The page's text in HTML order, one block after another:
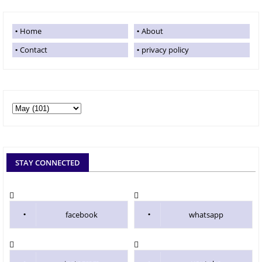
Home
About
Contact
privacy policy
STAY CONNECTED
facebook whatsapp